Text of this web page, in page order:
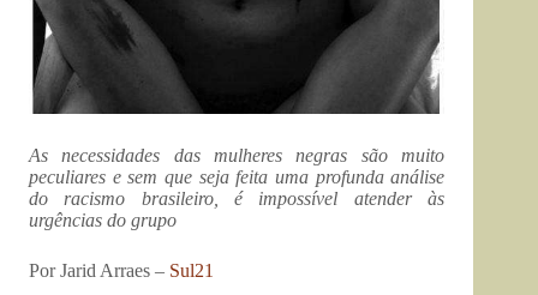
As necessidades das mulheres negras são muito
peculiares e sem que seja feita uma profunda análise
do racismo brasileiro, é impossível atender às
urgências do grupo
Por Jarid Arraes – Sul21